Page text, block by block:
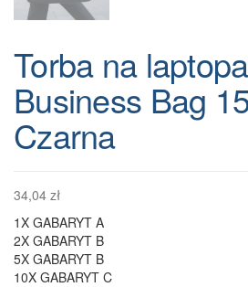
Torba na
Business Bag
Czarna
34,04 zł
1X GABARYT A
2X GABARYT B
5X GABARYT B
10X GABARYT C